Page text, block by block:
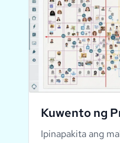
Kuwento ng
Ipinapakita ang